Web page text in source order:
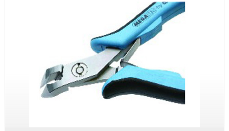
קטר ראש עגול-
לשימוש כללי
קטר זוויתי 45
מעלות
מעלות
Safety